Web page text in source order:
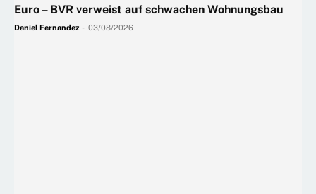
Euro – BVR verweist auf schwachen Wohnungsbau
Daniel Fernandez 03/08/2026